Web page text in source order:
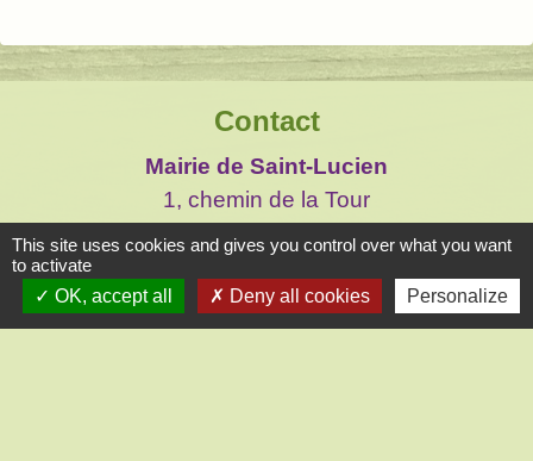
Contact
Mairie de Saint-Lucien
1, chemin de la Tour
28210 Saint-Lucien - FRANCE
Contact par formulaire
This site uses cookies and gives you control over what you want
to activate
OK, accept all
Deny all cookies Personalize